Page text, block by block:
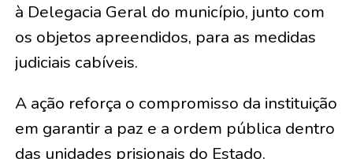
à Delegacia Geral do município, junto com
os objetos apreendidos, para as medidas
judiciais cabíveis.
A ação reforça o compromisso da instituição
em garantir a paz e a ordem pública dentro
das unidades prisionais do Estado.